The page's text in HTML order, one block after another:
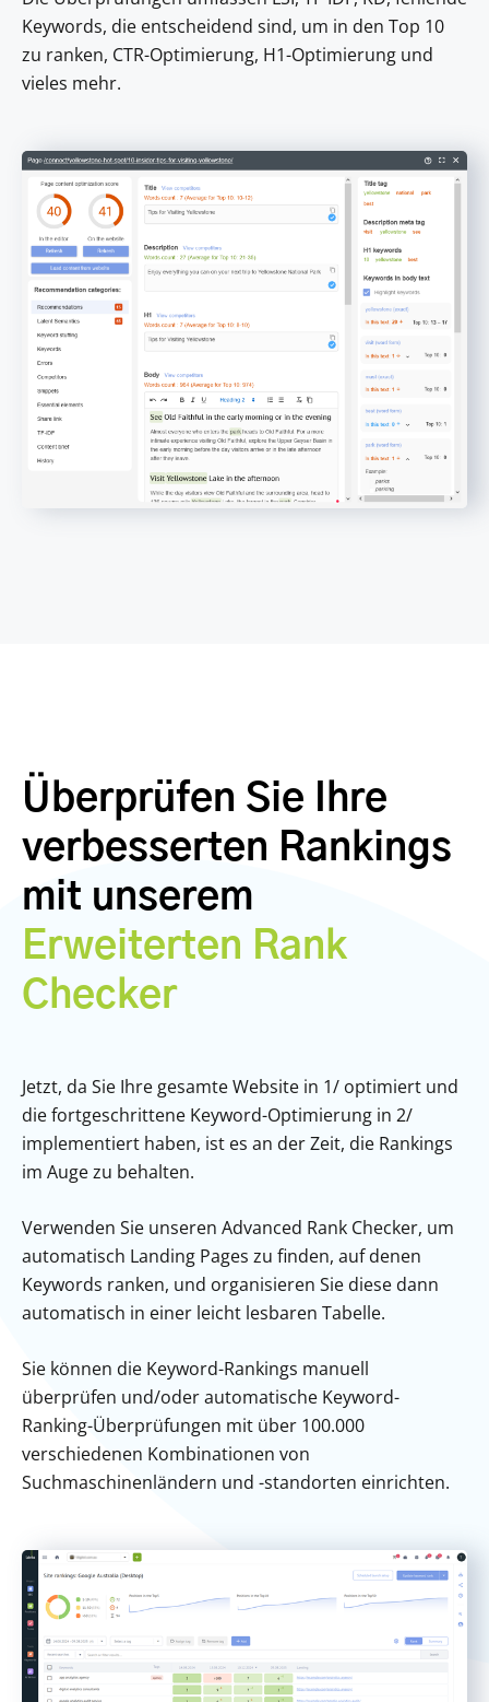
Keywords, die entscheidend sind, um in den Top 10
zu ranken, CTR-Optimierung, H1-Optimierung und
vieles mehr.
Überprüfen Sie Ihre
verbesserten Rankings
mit unserem
Erweiterten Rank
Checker
Jetzt, da Sie Ihre gesamte Website in 1/ optimiert und
die fortgeschrittene Keyword-Optimierung in 2/
implementiert haben, ist es an der Zeit, die Rankings
im Auge zu behalten.
Verwenden Sie unseren Advanced Rank Checker, um
automatisch Landing Pages zu finden, auf denen
Keywords ranken, und organisieren Sie diese dann
automatisch in einer leicht lesbaren Tabelle.
Sie können die Keyword-Rankings manuell
überprüfen und/oder automatische Keyword-
Ranking-Überprüfungen mit über 100.000
verschiedenen Kombinationen von
Suchmaschinenländern und -standorten einrichten.